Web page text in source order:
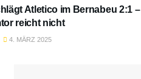
Atletico im Bernabeu 2:1 –
reicht nicht
4. MÄRZ 2025